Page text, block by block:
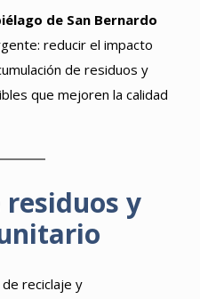
de San Bernardo
reducir el impacto
de residuos y
que mejoren la calidad
residuos y
reciclaje y